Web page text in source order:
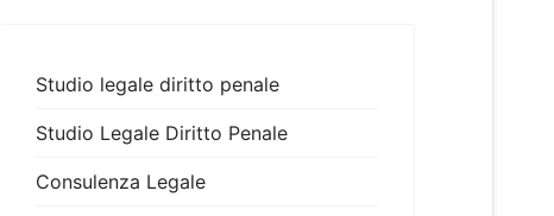
Studio legale diritto penale
Studio Legale Diritto Penale
Consulenza Legale